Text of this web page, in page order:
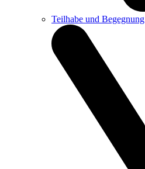
Teilhabe und Begegnung